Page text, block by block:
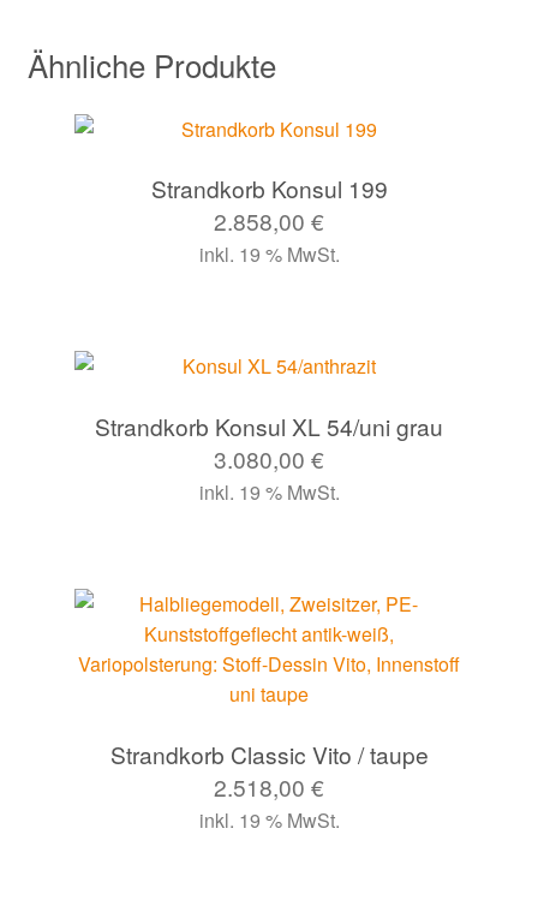
Ähnliche Produkte
Strandkorb Konsul 199
2.858,00 €
inkl. 19 % MwSt.
Strandkorb Konsul XL 54/uni grau
3.080,00 €
inkl. 19 % MwSt.
Strandkorb Classic Vito / taupe
2.518,00 €
inkl. 19 % MwSt.